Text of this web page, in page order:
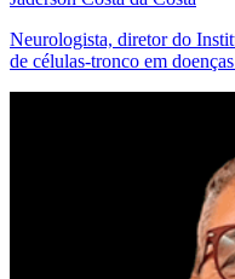
Neurologista, diretor do
de células-tronco em